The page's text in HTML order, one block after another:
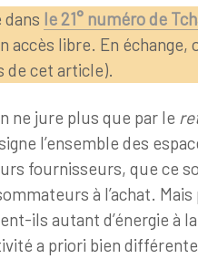
le 21° numéro de
accès libre. En échange,
de cet article).
ne jure plus que par le
l’ensemble des
fournisseurs, que ce
à l’achat.
ils autant d’énergie à la
a priori bien